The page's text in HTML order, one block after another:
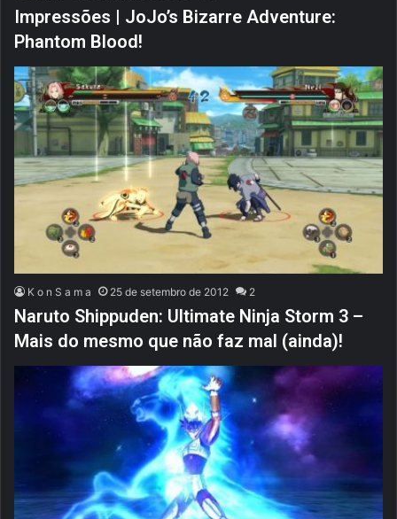
Impressões | JoJo’s Bizarre Adventure:
Phantom Blood!
K o n S a m a 25 de setembro de 2012 2
Naruto Shippuden: Ultimate Ninja Storm 3 –
Mais do mesmo que não faz mal (ainda)!